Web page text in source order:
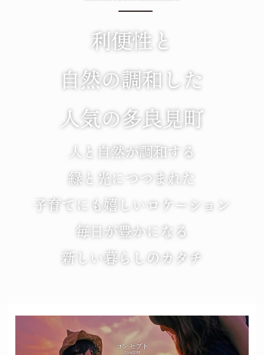
利便性と
自然の調和した
人気の多良見町
人と自然が調和する
緑と光につつまれた
子育てにも嬉しいロケーション
毎日が豊かになる
新しい暮らしのカタチ